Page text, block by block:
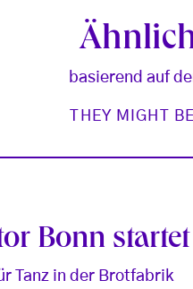
basierend auf
THEY MIGHT
Bonn startet
Tanz in der Brotfabrik